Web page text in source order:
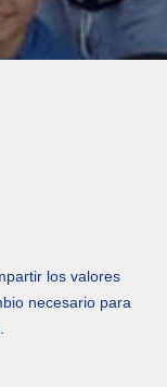
los valores
necesario para